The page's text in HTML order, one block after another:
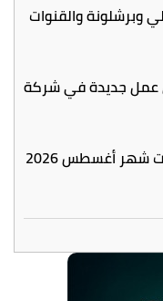
وبرشلونة والقنوات
2026.. فرص عمل جديدة في شركة
بعد بيان المالية.. موعد صرف مرتبات شهر أغسطس 2026